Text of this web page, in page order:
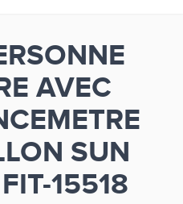
AVEC
SUN
15518